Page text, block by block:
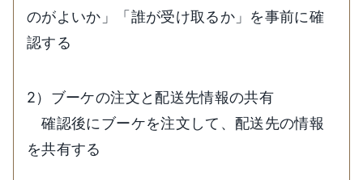
のがよいか」「誰が受け取るか」を事前に確
認する
2）ブーケの注文と配送先情報の共有
確認後にブーケを注文して、配送先の情報
を共有する